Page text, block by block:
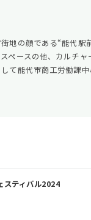
地の顔である“能代駅
ペースの他、カルチ
て能代市商工労働課
スティバル2024